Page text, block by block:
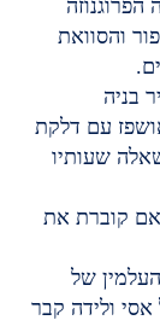
והסוואת
בניה
עם דלקת
שעותיו
אם קוברת את
של
ולידה קבר